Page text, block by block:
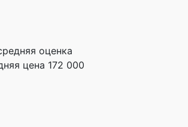
оценка
цена 172 000